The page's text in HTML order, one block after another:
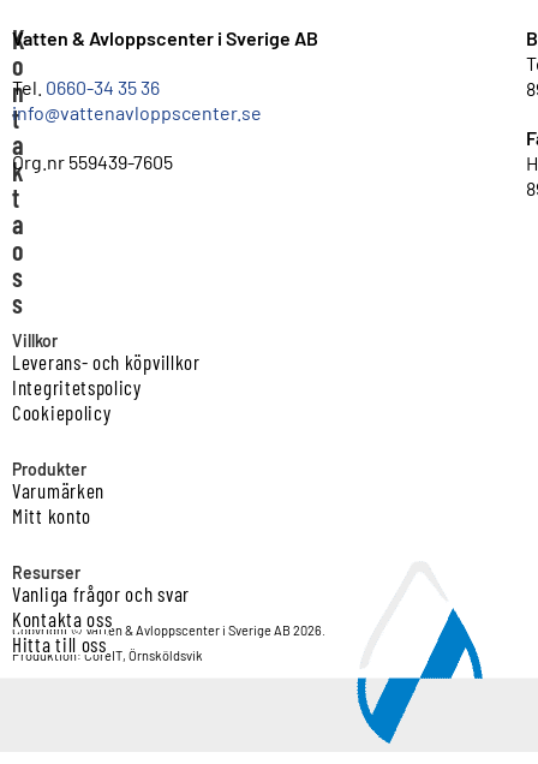
K
o
n
t
a
k
t
a
o
s
s
Vatten & Avloppscenter i Sverige AB
Tel. 0660-34 35 36
info@vattenavloppscenter.se
Org.nr 559439-7605
Villkor
Leverans- och köpvillkor
Integritetspolicy
Cookiepolicy
Produkter
Varumärken
Mitt konto
Resurser
Vanliga frågor och svar
Kontakta oss
Hitta till oss
Copyright © Vatten & Avloppscenter i Sverige AB 2026.
Produktion: CoreIT, Örnsköldsvik